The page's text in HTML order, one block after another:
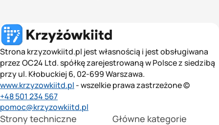
Strona krzyzowkiitd.pl jest własnością i jest obsługiwana
przez OC24 Ltd. spółkę zarejestrowaną w Polsce z siedzibą
przy ul. Kłobuckiej 6, 02-699 Warszawa.
www.krzyzowkiitd.pl - wszelkie prawa zastrzeżone ©
+48 501 234 567
pomoc@krzyzowkiitd.pl
Strony techniczne
Główne kategorie